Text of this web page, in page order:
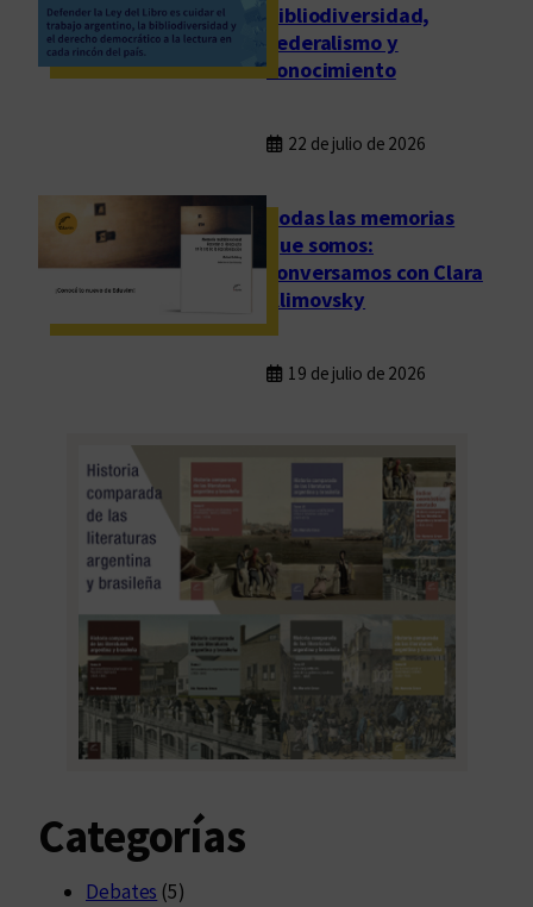
bibliodiversidad,
federalismo y
conocimiento
22 de julio de 2026
Todas las memorias
que somos:
conversamos con Clara
Klimovsky
19 de julio de 2026
Categorías
Debates (5)